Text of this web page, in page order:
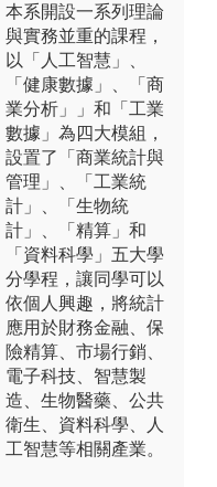
本系開設一系列理論
與實務並重的課程，
以「人工智慧」、
「健康數據」、「商
業分析」」和「工業
數據」為四大模組，
設置了「商業統計與
管理」、「工業統
計」、「生物統
計」、「精算」和
「資料科學」五大學
分學程，讓同學可以
依個人興趣，將統計
應用於財務金融、保
險精算、市場行銷、
電子科技、智慧製
造、生物醫藥、公共
衛生、資料科學、人
工智慧等相關產業。